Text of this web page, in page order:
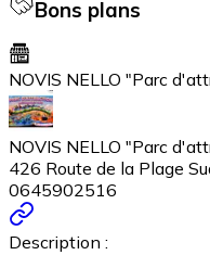
Bons plans
NOVIS NELLO "Parc
NOVIS NELLO "Parc
426 Route de la Plage
0645902516
Description :